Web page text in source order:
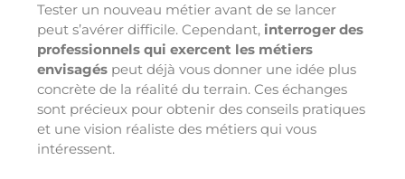
Tester un nouveau métier avant de se lancer
peut s’avérer difficile. Cependant, interroger des
professionnels qui exercent les métiers
envisagés peut déjà vous donner une idée plus
concrète de la réalité du terrain. Ces échanges
sont précieux pour obtenir des conseils pratiques
et une vision réaliste des métiers qui vous
intéressent.